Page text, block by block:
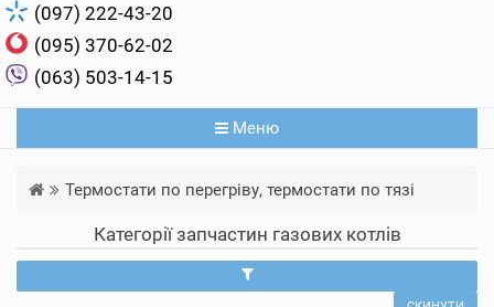
(097) 222-43-20
(095) 370-62-02
(063) 503-14-15
Меню
Термостати по перегріву, термостати по тязі
Категорії запчастин газових котлів